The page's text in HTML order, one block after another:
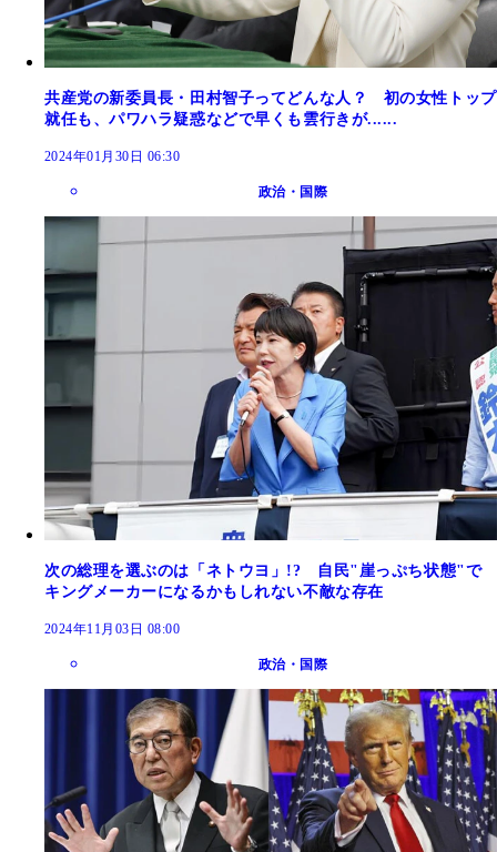
共産党の新委員長・田村智子ってどんな人？ 初の女性トップ
就任も、パワハラ疑惑などで早くも雲行きが......
2024年01月30日 06:30
政治・国際
次の総理を選ぶのは「ネトウヨ」!? 自民"崖っぷち状態"で
キングメーカーになるかもしれない不敵な存在
2024年11月03日 08:00
政治・国際